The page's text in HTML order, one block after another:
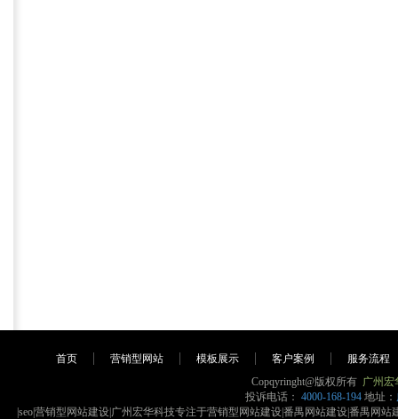
首页 营销型网站 模板展示 客户案例
服务流程
Copqyringht@版权所有 广州宏
投诉电话： 4000-168-194 地址：
|seo|营销型网站建设|广州宏华科技专注于营销型网站建设|番禺网站建设|番禺网